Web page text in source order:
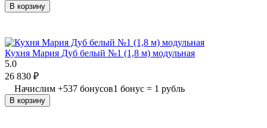
В корзину
Кухня Мария Дуб белый №1 (1,8 м) модульная
5.0
26 830 ₽
Начислим +537 бонусов1 бонус = 1 рубль
В корзину